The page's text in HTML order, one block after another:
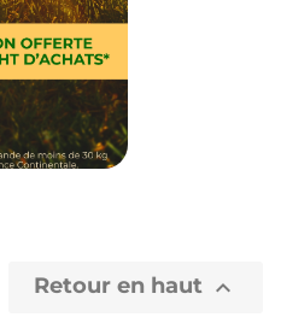
Retour en haut 